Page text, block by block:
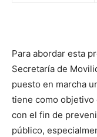
Para abordar esta
Secretaría de
puesto en marcha
tiene como objetivo
con el fin de
público,